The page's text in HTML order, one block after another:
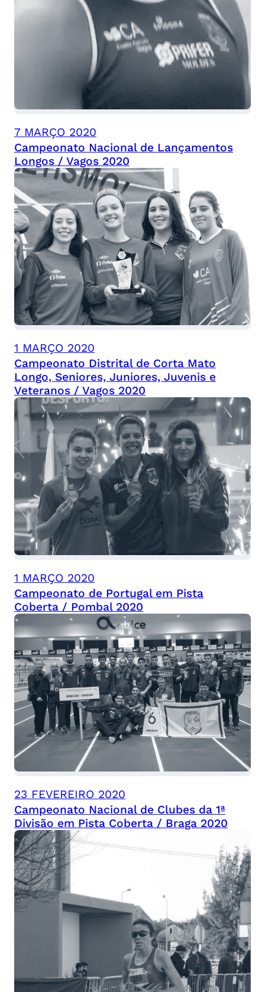
7 MARÇO 2020
Campeonato Nacional de Lançamentos
Longos / Vagos 2020
1 MARÇO 2020
Campeonato Distrital de Corta Mato
Longo, Seniores, Juniores, Juvenis e
Veteranos / Vagos 2020
1 MARÇO 2020
Campeonato de Portugal em Pista
Coberta / Pombal 2020
23 FEVEREIRO 2020
Campeonato Nacional de Clubes da 1ª
Divisão em Pista Coberta / Braga 2020